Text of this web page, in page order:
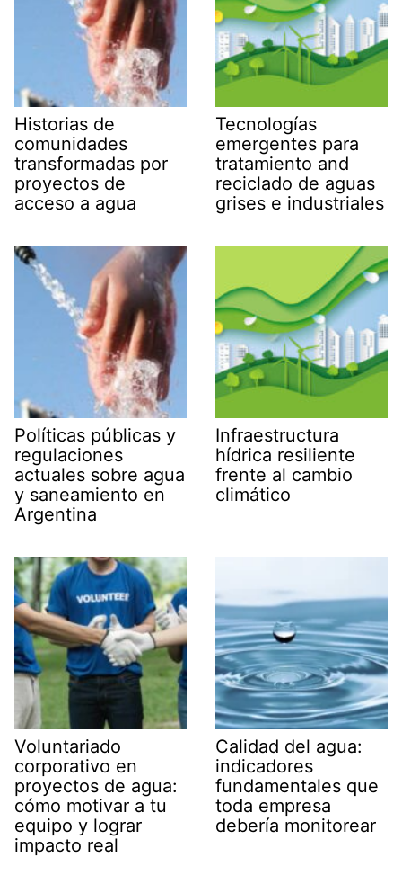
Historias de
comunidades
transformadas por
proyectos de
acceso a agua
Tecnologías
emergentes para
tratamiento and
reciclado de aguas
grises e industriales
Políticas públicas y
regulaciones
actuales sobre agua
y saneamiento en
Argentina
Infraestructura
hídrica resiliente
frente al cambio
climático
Voluntariado
corporativo en
proyectos de agua:
cómo motivar a tu
equipo y lograr
impacto real
Calidad del agua:
indicadores
fundamentales que
toda empresa
debería monitorear